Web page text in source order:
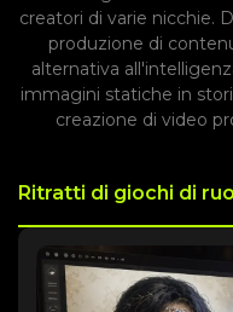
creatori di varie nicchie.
produzione di
alternativa
immagini statiche in
creazione di video
Ritratti di giochi di